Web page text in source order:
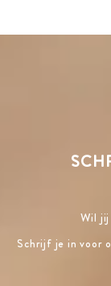
Wil
Schrijf je in voor